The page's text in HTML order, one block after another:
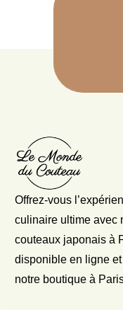
Offrez-vous
culinaire ultime avec
couteaux japonais à
disponible en ligne
notre boutique à